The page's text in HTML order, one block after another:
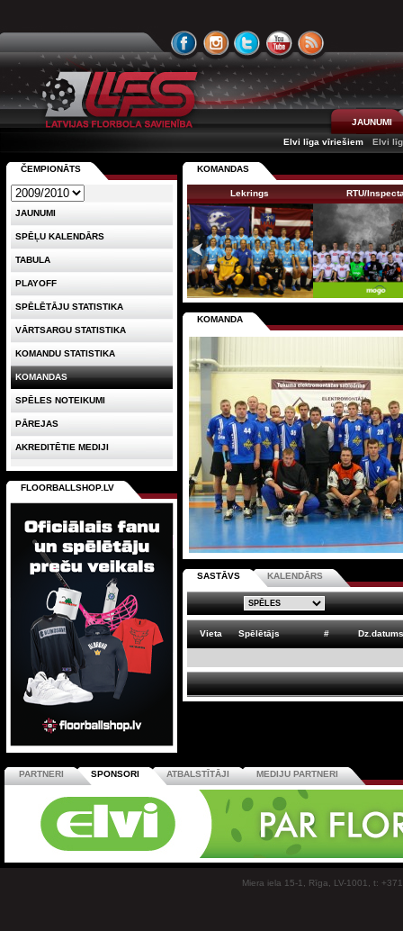
JAUNUMI
Elvi līga vīriešiem
Elvi
KOMANDAS
Lekrings RTU/
KOMANDA
SASTĀVS KALENDĀRS
Vieta Spēlētājs # Dz.datums
ČEMPIONĀTS
JAUNUMI
SPĒĻU KALENDĀRS
TABULA
PLAYOFF
SPĒLĒTĀJU STATISTIKA
VĀRTSARGU STATISTIKA
KOMANDU STATISTIKA
KOMANDAS
SPĒLES NOTEIKUMI
PĀREJAS
AKREDITĒTIE MEDIJI
FLOORBALLSHOP.LV
PARTNERI SPONSORI ATBALSTĪTĀJI MEDIJU PARTNERI
Miera iela 15-1, Rīga, LV-1001, t: